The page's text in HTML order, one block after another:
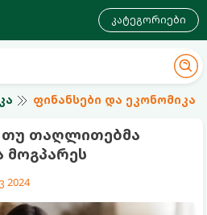
კატეგორიები
ფინანსები და ეკონომიკა
თაღლითებმა
მოგპარეს
2024